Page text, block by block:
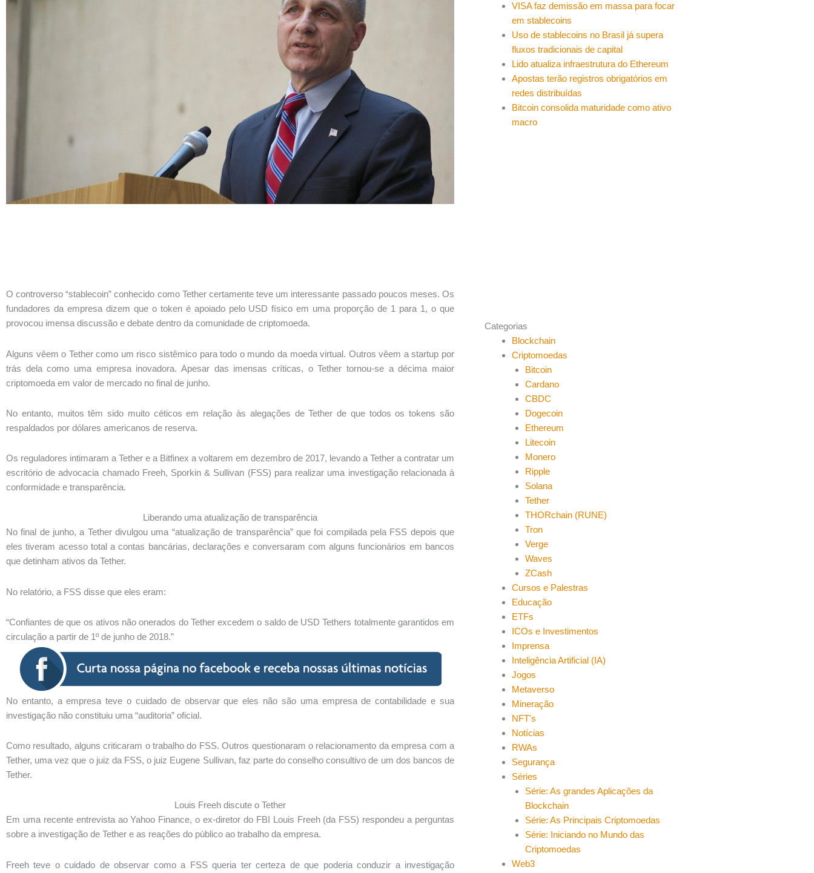
O controverso “stablecoin” conhecido como Tether certamente teve um interessante passado poucos meses. Os
fundadores da empresa dizem que o token é apoiado pelo USD físico em uma proporção de 1 para 1, o que
provocou imensa discussão e debate dentro da comunidade de criptomoeda.
Alguns vêem o Tether como um risco sistêmico para todo o mundo da moeda virtual. Outros vêem a startup por
trás dela como uma empresa inovadora. Apesar das imensas críticas, o Tether tornou-se a décima maior
criptomoeda em valor de mercado no final de junho.
No entanto, muitos têm sido muito céticos em relação às alegações de Tether de que todos os tokens são
respaldados por dólares americanos de reserva.
Os reguladores intimaram a Tether e a Bitfinex a voltarem em dezembro de 2017, levando a Tether a contratar um
escritório de advocacia chamado Freeh, Sporkin & Sullivan (FSS) para realizar uma investigação relacionada à
conformidade e transparência.
Liberando uma atualização de transparência
No final de junho, a Tether divulgou uma “atualização de transparência” que foi compilada pela FSS depois que
eles tiveram acesso total a contas bancárias, declarações e conversaram com alguns funcionários em bancos
que detinham ativos da Tether.
No relatório, a FSS disse que eles eram:
“Confiantes de que os ativos não onerados do Tether excedem o saldo de USD Tethers totalmente garantidos em
circulação a partir de 1º de junho de 2018.”
No entanto, a empresa teve o cuidado de observar que eles não são uma empresa de contabilidade e sua
investigação não constituiu uma “auditoria” oficial.
Como resultado, alguns criticaram o trabalho do FSS. Outros questionaram o relacionamento da empresa com a
Tether, uma vez que o juiz da FSS, o juiz Eugene Sullivan, faz parte do conselho consultivo de um dos bancos de
Tether.
Louis Freeh discute o Tether
Em uma recente entrevista ao Yahoo Finance, o ex-diretor do FBI Louis Freeh (da FSS) respondeu a perguntas
sobre a investigação de Tether e as reações do público ao trabalho da empresa.
Freeh teve o cuidado de observar como a FSS queria ter certeza de que poderia conduzir a investigação
VISA faz demissão em massa para focar
em stablecoins
Uso de stablecoins no Brasil já supera
fluxos tradicionais de capital
Lido atualiza infraestrutura do Ethereum
Apostas terão registros obrigatórios em
redes distribuídas
Bitcoin consolida maturidade como ativo
macro
Categorias
Blockchain
Criptomoedas
Bitcoin
Cardano
CBDC
Dogecoin
Ethereum
Litecoin
Monero
Ripple
Solana
Tether
THORchain (RUNE)
Tron
Verge
Waves
ZCash
Cursos e Palestras
Educação
ETFs
ICOs e Investimentos
Imprensa
Inteligência Artificial (IA)
Jogos
Metaverso
Mineração
NFT's
Notícias
RWAs
Segurança
Séries
Série: As grandes Aplicações da
Blockchain
Série: As Principais Criptomoedas
Série: Iniciando no Mundo das
Criptomoedas
Web3